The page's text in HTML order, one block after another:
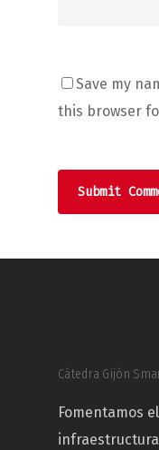
Save my
this browser
Cátedra Gijón
Fomentamos